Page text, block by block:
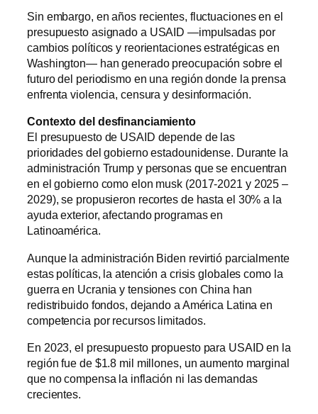
Sin embargo, en años recientes, fluctuaciones en el
presupuesto asignado a USAID —impulsadas por
cambios políticos y reorientaciones estratégicas en
Washington— han generado preocupación sobre el
futuro del periodismo en una región donde la prensa
enfrenta violencia, censura y desinformación.
Contexto del desfinanciamiento
El presupuesto de USAID depende de las
prioridades del gobierno estadounidense. Durante la
administración Trump y personas que se encuentran
en el gobierno como elon musk (2017-2021 y 2025 –
2029), se propusieron recortes de hasta el 30% a la
ayuda exterior, afectando programas en
Latinoamérica.
Aunque la administración Biden revirtió parcialmente
estas políticas, la atención a crisis globales como la
guerra en Ucrania y tensiones con China han
redistribuido fondos, dejando a América Latina en
competencia por recursos limitados.
En 2023, el presupuesto propuesto para USAID en la
región fue de $1.8 mil millones, un aumento marginal
que no compensa la inflación ni las demandas
crecientes.